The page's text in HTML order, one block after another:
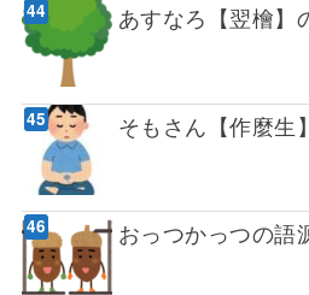
あすなろ【翌檜】
そもさん【作麼生
おっつかっつの語